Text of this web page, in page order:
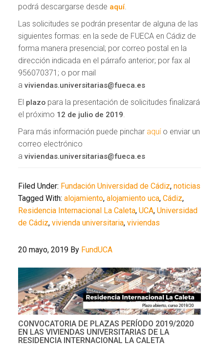
podrá descargarse desde aquí.
Las solicitudes se podrán presentar de alguna de las
siguientes formas: en la sede de FUECA en Cádiz de
forma manera presencial; por correo postal en la
dirección indicada en el párrafo anterior; por fax al
956070371; o por mail
aviviendas.universitarias@fueca.es
El plazo para la presentación de solicitudes finalizará
el próximo 12 de julio de 2019.
Para más información puede pinchar aquí o enviar un
correo electrónico
aviviendas.universitarias@fueca.es
Filed Under: Fundación Universidad de Cádiz,noticias
Tagged With:alojamiento,alojamiento uca,Cádiz,
Residencia Internacional La Caleta,UCA,Universidad
de Cádiz,vivienda universitaria,viviendas
20 mayo, 2019 By FundUCA
CONVOCATORIA DE PLAZAS PERÍODO 2019/2020
EN LAS VIVIENDAS UNIVERSITARIAS DE LA
RESIDENCIA INTERNACIONAL LA CALETA